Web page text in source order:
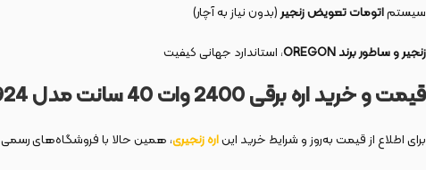
سیستماتومات تعویض زنجیر(بدون نیاز به آچار)
زنجیر و ساطور برند OREGON ، استاندارد جهانی کیفیت
قیمت و خرید اره برقی 2400 وات 40 سانت مدل 3924
برای اطلاع از قیمت به‌روز و شرایط خرید ایناره زنجیری، همین حالا با فروشگاه‌های رسمی